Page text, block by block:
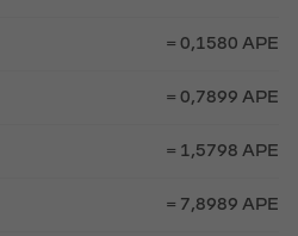
= 0,1580 APE
= 0,7899 APE
= 1,5798 APE
= 7,8989 APE